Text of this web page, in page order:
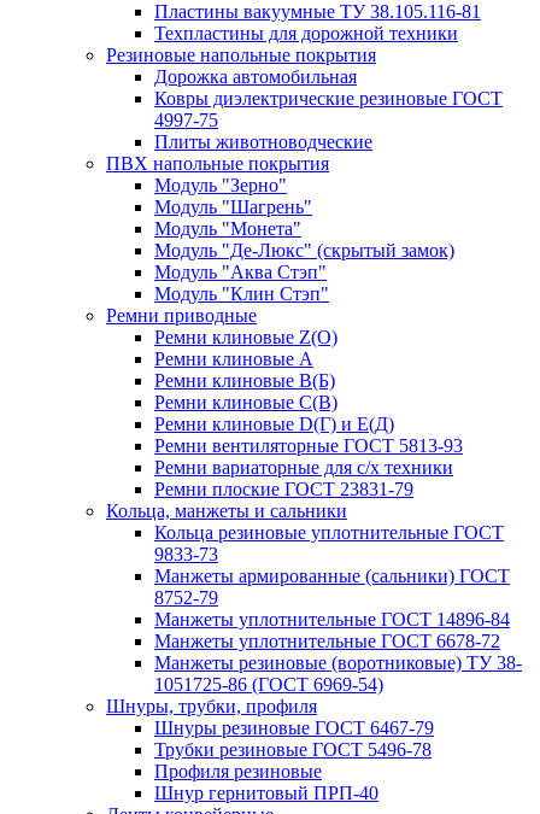
Пластины вакуумные ТУ 38.105.116-81
Техпластины для дорожной техники
Резиновые напольные покрытия
Дорожка автомобильная
Ковры диэлектрические резиновые ГОСТ
4997-75
Плиты животноводческие
ПВХ напольные покрытия
Модуль "Зерно"
Модуль "Шагрень"
Модуль "Монета"
Модуль "Де-Люкс" (скрытый замок)
Модуль "Аква Стэп"
Модуль "Клин Стэп"
Ремни приводные
Ремни клиновые Z(О)
Ремни клиновые А
Ремни клиновые В(Б)
Ремни клиновые С(В)
Ремни клиновые D(Г) и Е(Д)
Ремни вентиляторные ГОСТ 5813-93
Ремни вариаторные для с/х техники
Ремни плоские ГОСТ 23831-79
Кольца, манжеты и сальники
Кольца резиновые уплотнительные ГОСТ
9833-73
Манжеты армированные (сальники) ГОСТ
8752-79
Манжеты уплотнительные ГОСТ 14896-84
Манжеты уплотнительные ГОСТ 6678-72
Манжеты резиновые (воротниковые) ТУ 38-
1051725-86 (ГОСТ 6969-54)
Шнуры, трубки, профиля
Шнуры резиновые ГОСТ 6467-79
Трубки резиновые ГОСТ 5496-78
Профиля резиновые
Шнур гернитовый ПРП-40